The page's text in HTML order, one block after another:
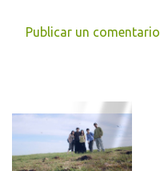
e
t
Publicar un comentario